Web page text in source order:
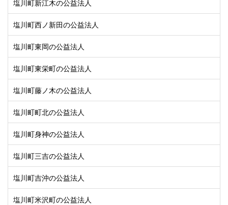
塩川町新江木の公益法人
塩川町西ノ新田の公益法人
塩川町東岡の公益法人
塩川町東栄町の公益法人
塩川町藤ノ木の公益法人
塩川町町北の公益法人
塩川町身神の公益法人
塩川町三吉の公益法人
塩川町吉沖の公益法人
塩川町米沢町の公益法人